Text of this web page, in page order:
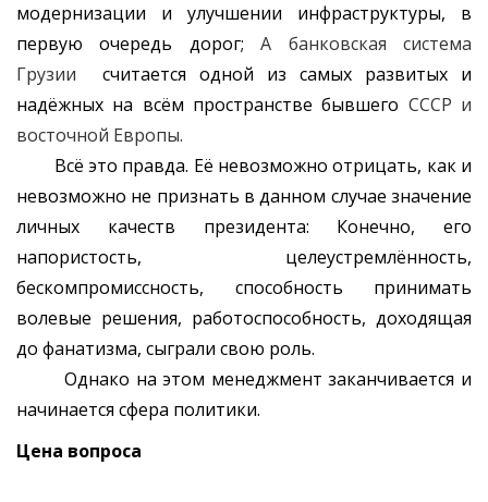
модернизации и улучшении инфраструктуры, в
первую очередь дорог;А банковская система
Грузии
считается одной из самых развитых и
надёжных на всём пространстве бывшего СССР и
восточной Европы.
Всё это правда. Её невозможно отрицать, как и
невозможно не признать в данном случае значение
личных качеств президента: Конечно, его
напористость, целеустремлённость,
бескомпромиссность, способность принимать
волевые решения, работоспособность, доходящая
до фанатизма, сыграли свою роль.
Однако на этом менеджмент заканчивается и
начинается сфера политики.
Цена вопроса